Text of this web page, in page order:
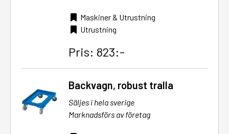
Maskiner & Utrustning
Utrustning
Pris: 823:-
Backvagn, robust tralla
Säljes i hela sverige
Marknadsförs av företag